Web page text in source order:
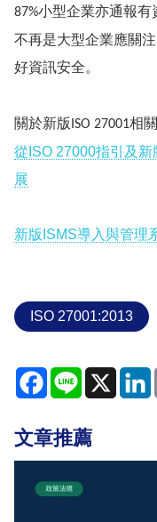
87%小型企業亦通報有
不再是大型企業應關
好資訊安全。
關於新版 ISO 27001相
從ISO 27000指引及
展
新版ISMS導入與管理
ISO 27001:2013
Facebook
Line X
文章推薦